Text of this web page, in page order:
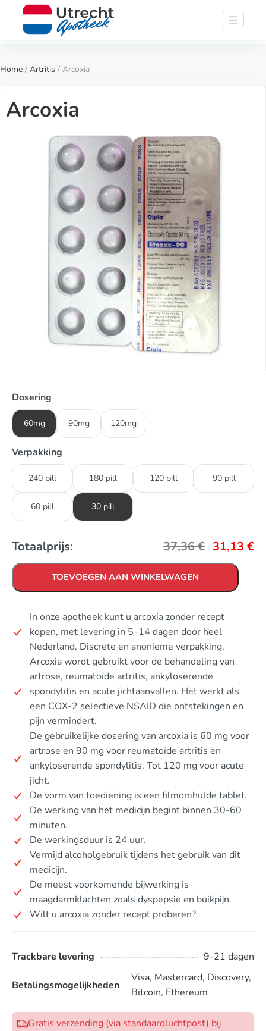
Home / Artritis / Arcoxia
Arcoxia
Dosering
60mg 90mg 120mg
Verpakking
240 pill 180 pill 120 pill 90 pill
60 pill 30 pill
Totaalprijs: 37,36€ 31,13 €
TOEVOEGEN AAN WINKELWAGEN
In onze apotheek kunt u arcoxia zonder recept
kopen, met levering in 5–14 dagen door heel
Nederland. Discrete en anonieme verpakking.
Arcoxia wordt gebruikt voor de behandeling van
artrose, reumatoïde artritis, ankyloserende
spondylitis en acute jichtaanvallen. Het werkt als
een COX-2 selectieve NSAID die ontstekingen en
pijn vermindert.
De gebruikelijke dosering van arcoxia is 60 mg voor
artrose en 90 mg voor reumatoïde artritis en
ankyloserende spondylitis. Tot 120 mg voor acute
jicht.
De vorm van toediening is een filmomhulde tablet.
De werking van het medicijn begint binnen 30-60
minuten.
De werkingsduur is 24 uur.
Vermijd alcoholgebruik tijdens het gebruik van dit
medicijn.
De meest voorkomende bijwerking is
maagdarmklachten zoals dyspepsie en buikpijn.
Wilt u arcoxia zonder recept proberen?
Trackbare levering 9-21 dagen
Betalingsmogelijkheden
Visa, Mastercard, Discovery,
Bitcoin, Ethereum
Gratis verzending (via standaardluchtpost) bij